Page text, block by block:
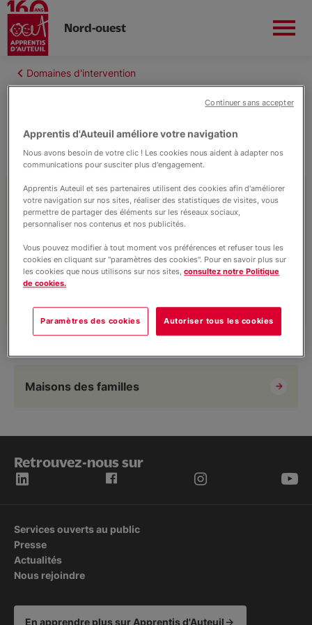
contenu
Nord-ouest
Nous connaitre
Domaines d'intervention
Nous trouver
Nous soutenir
Ecoute Infos Familles
Fil
d'Ariane
Domaines d'intervention
Soutenir la parentalité
Les difficultés à élever ses enfants peuvent
toucher tous les parents. Apprentis
à la parentalité pour venir en aide aux
familles en situation de vulnérabilité.
Maisons des familles
Retrouvez-nous sur
Services ouverts au public
Presse
Actualités
Nous rejoindre
En apprendre plus sur Apprentis d'Auteuil
Apprentis d'Auteuil améliore votre navigation
Nous avons besoin de votre clic ! Les cookies nous aident à adapter nos
communications pour susciter plus d'engagement.
Apprentis Auteuil et ses partenaires utilisent des cookies afin d'améliorer
votre navigation sur nos sites, réaliser des statistiques de visites, vous
permettre de partager des éléments sur les réseaux sociaux,
personnaliser nos contenus et nos publicités.
Vous pouvez modifier à tout moment vos préférences et refuser tous les
cookies en cliquant sur "paramètres des cookies". Pour en savoir plus sur
les cookies que nous utilisons sur nos sites,consultez notre Politique
de cookies.
Paramètres des cookies Autoriser tous les cookies
Continuer sans accepter